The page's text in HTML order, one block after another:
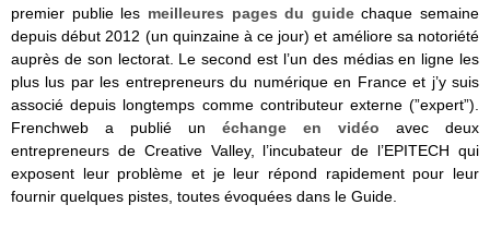
premier publie les meilleures pages du guidechaque semaine
depuis début 2012 (un quinzaine à ce jour) et améliore sa notoriété
auprès de son lectorat. Le second est l’un des médias en ligne les
plus lus par les entrepreneurs du numérique en France et j’y suis
associé depuis longtemps comme contributeur externe (”expert”).
Frenchweb a publié un échange en vidéo avec deux
entrepreneurs de Creative Valley, l’incubateur de l’EPITECH qui
exposent leur problème et je leur répond rapidement pour leur
fournir quelques pistes, toutes évoquées dans le Guide.